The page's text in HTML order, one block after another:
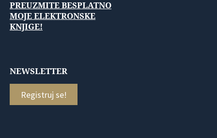
PREUZMITE BESPLATNO
MOJE ELEKTRONSKE
KNJIGE!
NEWSLETTER
Registruj se!